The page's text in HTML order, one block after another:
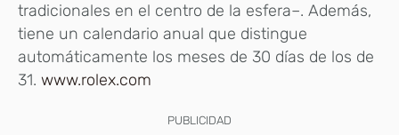
tradicionales en el centro de la esfera–. Además,
tiene un calendario anual que distingue
automáticamente los meses de 30 días de los de
31. www.rolex.com
PUBLICIDAD